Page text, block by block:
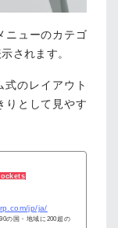
ニューのカテゴ
されます。
のレイアウト
りとして見やす
jp/ja/
の国・地域に200超の